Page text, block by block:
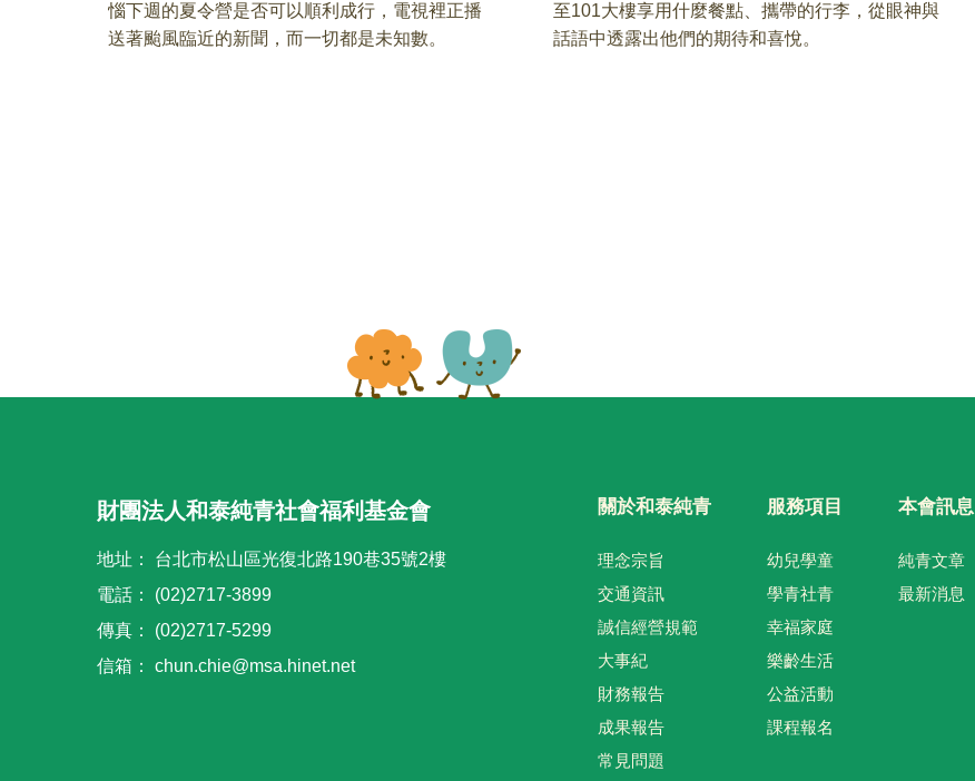
惱下週的夏令營是否可以順利成行，電視裡正播
送著颱風臨近的新聞，而一切都是未知數。
至101大樓享用什麼餐點、攜帶的行李，從眼神與
話語中透露出他們的期待和喜悅。
財團法人和泰純青社會福利基金會
地址：
台北市松山區光復北路190巷35號2樓
電話：
(02)2717-3899
傳真：
(02)2717-5299
信箱：
chun.chie@msa.hinet.net
關於和泰純青
理念宗旨
交通資訊
誠信經營規範
大事紀
財務報告
成果報告
常見問題
服務項目
幼兒學童
學青社青
幸福家庭
樂齡生活
公益活動
課程報名
本會訊息
純青文章
最新消息